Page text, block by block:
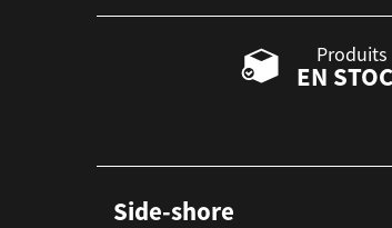
Produits
EN
Side-shore